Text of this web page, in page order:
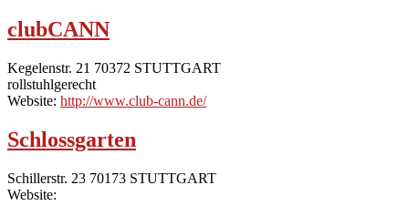
clubCANN
Kegelenstr. 21 70372 STUTTGART
rollstuhlgerecht
Website: http://www.club-cann.de/
Schlossgarten
Schillerstr. 23 70173 STUTTGART
Website: